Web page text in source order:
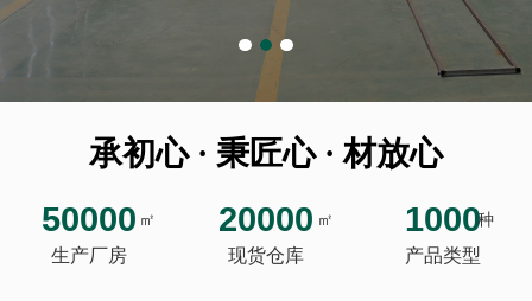
承初心 · 秉匠心 · 材放心
50000 ㎡
生产厂房
20000 ㎡
现货仓库
1000种
产品类型